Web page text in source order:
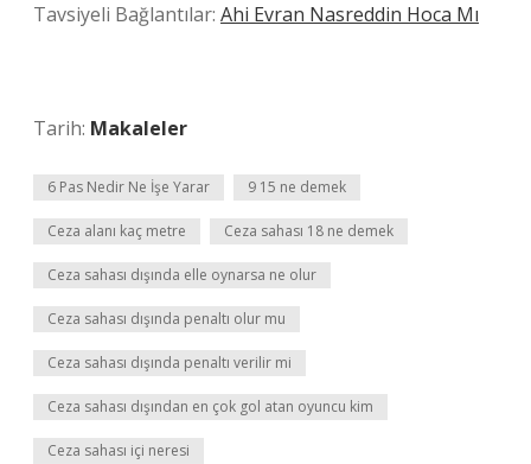
Tavsiyeli Bağlantılar: Ahi Evran Nasreddin Hoca Mı
Tarih: Makaleler
6 Pas Nedir Ne İşe Yarar 9 15 ne demek
Ceza alanı kaç metre Ceza sahası 18 ne demek
Ceza sahası dışında elle oynarsa ne olur
Ceza sahası dışında penaltı olur mu
Ceza sahası dışında penaltı verilir mi
Ceza sahası dışından en çok gol atan oyuncu kim
Ceza sahası içi neresi